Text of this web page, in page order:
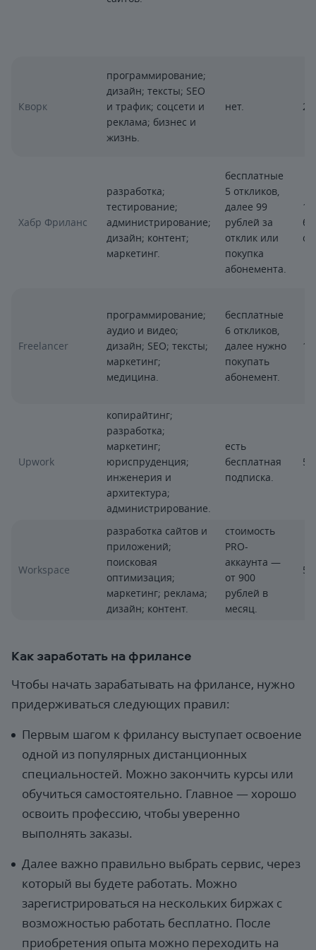
Кворк
программирование;
дизайн; тексты; SEO
и трафик; соцсети и
реклама; бизнес и
жизнь.
нет.
Хабр Фриланс
разработка;
тестирование;
администрирование;
дизайн; контент;
маркетинг.
бесплатные
5 откликов,
далее 99
рублей за
отклик или
покупка
абонемента.
Freelancer
программирование;
аудио и видео;
дизайн; SEO; тексты;
маркетинг;
медицина.
бесплатные
6 откликов,
далее нужно
покупать
абонемент.
Upwork
копирайтинг;
разработка;
маркетинг;
юриспруденция;
инженерия и
архитектура;
администрирование.
есть
бесплатная
подписка.
Workspace
разработка сайтов и
приложений;
поисковая
оптимизация;
маркетинг; реклама;
дизайн; контент.
стоимость
PRO-
аккаунта —
от 900
рублей в
месяц.
5%
Как заработать на фрилансе
Чтобы начать зарабатывать на фрилансе, нужно
придерживаться следующих правил:
Первым шагом к фрилансу выступает освоение
одной из популярных дистанционных
специальностей. Можно закончить курсы или
обучиться самостоятельно. Главное — хорошо
освоить профессию, чтобы уверенно
выполнять заказы.
Далее важно правильно выбрать сервис, через
который вы будете работать. Можно
зарегистрироваться на нескольких биржах с
возможностью работать бесплатно. После
приобретения опыта можно переходить на